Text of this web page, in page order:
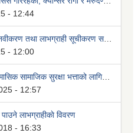
- 12:44
सामाजिक सुरक्षा भत्ता परिचयपत्र नवीकरण तथा लाभग्राही सूचीकरण सम्बन्धमा।
- 12:00
सामाजिक सुरक्षा कार्यकम चौथो त्रैमासिक सामाजिक सुरक्षा भत्ताको लागि बैंक खाता उपलब्ध गराउने सम्बन्धमा ।
- 12:57
लाभग्राहीकाे विवरण
- 16:33